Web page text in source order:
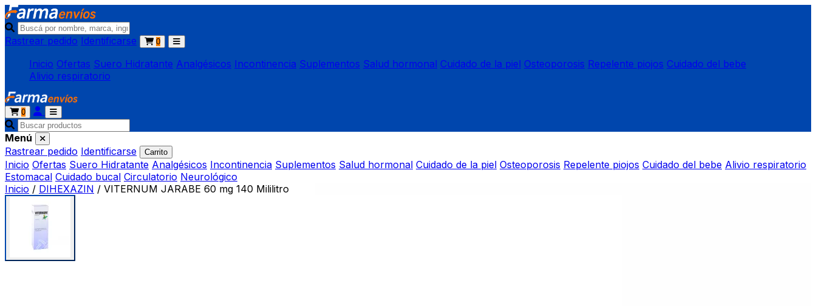
Rastrear pedido Identificarse 0
Inicio Ofertas Suero Hidratante Analgésicos Incontinencia Suplementos Salud hormonal Cuidado de la piel Osteoporosis Repelente piojos Cuidado del bebe
Alivio respiratorio
0
Menú
Rastrear pedido Identificarse Carrito
Inicio Ofertas Suero Hidratante Analgésicos Incontinencia Suplementos Salud hormonal Cuidado de la piel Osteoporosis Repelente piojos Cuidado del bebe Alivio respiratorio
Estomacal Cuidado bucal Circulatorio Neurológico
Inicio / DIHEXAZIN / VITERNUM JARABE 60 mg 140 Mililitro